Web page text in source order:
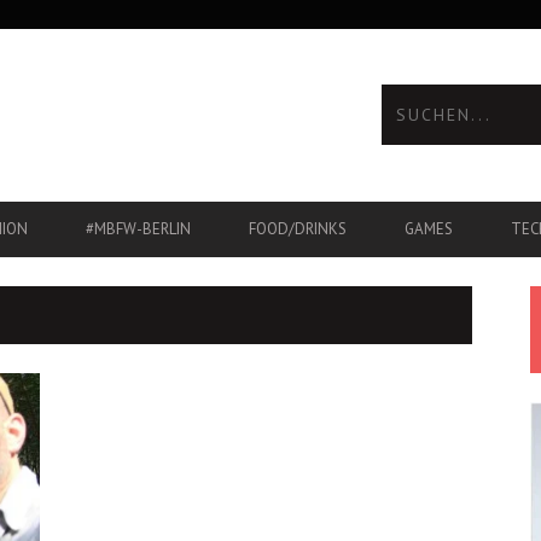
#MBFW-BERLIN FOOD/DRINKS GAMES